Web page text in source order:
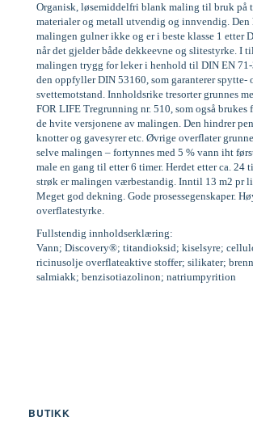
Organisk, løsemiddelfri blank maling til bruk på
materialer og metall utvendig og innvendig.
malingen gulner ikke og er i beste klasse 1 etter
når det gjelder både dekkeevne og slitestyrke. I
malingen trygg for leker i henhold til DIN EN
den oppfyller DIN 53160, som garanterer spytte-
svettemotstand. Innholdsrike tresorter grunnes
FOR LIFE Tregrunning nr. 510, som også brukes
de hvite versjonene av malingen. Den hindrer
knotter og gavesyrer etc. Øvrige overflater
selve malingen – fortynnes med 5 % vann iht
male en gang til etter 6 timer. Herdet etter ca. 24
strøk er malingen værbestandig. Inntil 13 m2 pr
Meget god dekning. Gode prosessegenskaper.
overflatestyrke.
Fullstendig innholdserklæring:
Vann; Discovery®; titandioksid; kiselsyre;
ricinusolje overflateaktive stoffer; silikater;
salmiakk; benzisotiazolinon; natriumpyrition
BUTIKK